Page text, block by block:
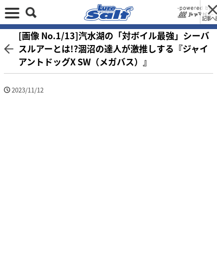
記事へ
[画像 No.1/13]汽水湖の「対ボイル最強」シーバ
スルアーとは!?涸沼の達人が激推しする『ジャイ
アントドッグX SW（メガバス）』
2023/11/12